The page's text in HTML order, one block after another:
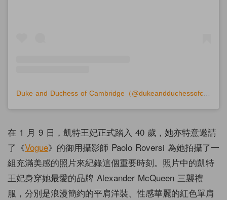
在 1 月 9 日，凱特王妃正式踏入 40 歲，她亦特意邀請
了《Vogue》的御用攝影師 Paolo Roversi 為她拍攝了一
組充滿美感的照片來紀錄這個重要時刻。照片中的凱特
王妃身穿她最愛的品牌 Alexander McQueen 三襲禮
服，分別是浪漫簡約的平肩洋裝、性感華麗的紅色單肩